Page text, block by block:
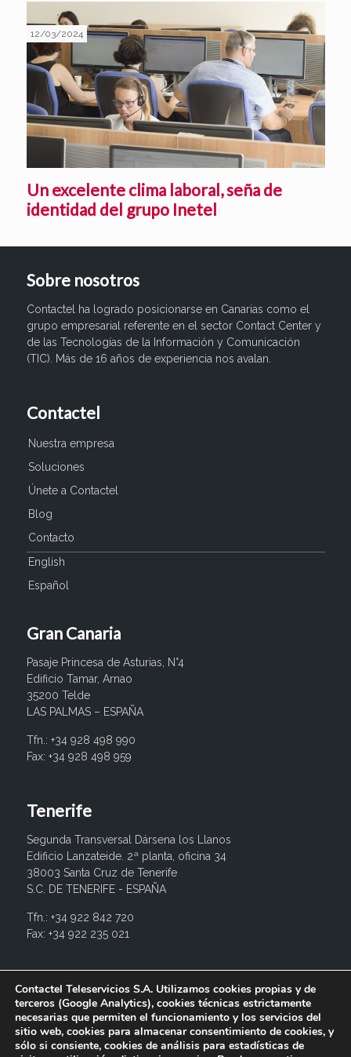
12/03/2024
Un excelente clima laboral, seña de
identidad del grupo Inetel
Sobre nosotros
Contactel ha logrado posicionarse en Canarias como el
grupo empresarial referente en el sector Contact Center y
de las Tecnologías de la Información y Comunicación
(TIC). Más de 16 años de experiencia nos avalan.
Contactel
Nuestra empresa
Soluciones
Únete a Contactel
Blog
Contacto
English
Español
Gran Canaria
Pasaje Princesa de Asturias, N°4
Edificio Tamar, Arnao
35200 Telde
LAS PALMAS – ESPAÑA
Tfn.: +34 928 498 990
Fax: +34 928 498 959
Tenerife
Segunda Transversal Dársena los Llanos
Edificio Lanzateide. 2ª planta, oficina 34
38003 Santa Cruz de Tenerife
S.C. DE TENERIFE - ESPAÑA
Tfn.: +34 922 842 720
Fax: +34 922 235 021
info@contactel.es
Contactel Teleservicios S.A. Utilizamos cookies propias y de
terceros (Google Analytics), cookies técnicas estrictamente
necesarias que permiten el funcionamiento y los servicios del
sitio web, cookies para almacenar consentimiento de cookies, y
sólo si consiente, cookies de análisis para estadísticas de